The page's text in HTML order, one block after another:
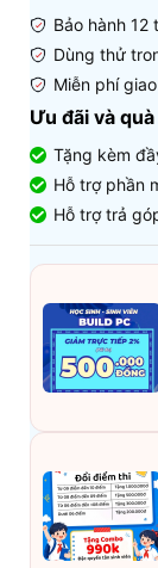
Bảo hành 12
Dùng thử
Miễn phí
Ưu đãi và
Tặng kèm
Hỗ trợ phần
Hỗ trợ trả